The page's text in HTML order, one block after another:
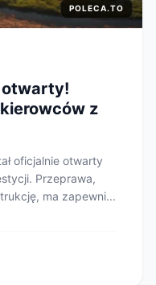
POLECA.TO
otwarty!
z
oficjalnie otwarty
Przeprawa,
ma zapewni...